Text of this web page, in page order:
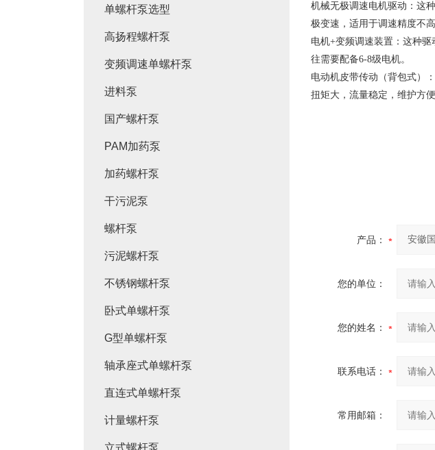
机械无极调速电机驱动：这
极变速，适用于调速精度不
电机+变频调速装置：这种
往需要配备6-8级电机。
电动机皮带传动（背包式）
扭矩大，流量稳定，维护方
产品：
您的单位：
您的姓名：
联系电话：
常用邮箱：
单螺杆泵选型
高扬程螺杆泵
变频调速单螺杆泵
进料泵
国产螺杆泵
PAM加药泵
加药螺杆泵
干污泥泵
螺杆泵
污泥螺杆泵
不锈钢螺杆泵
卧式单螺杆泵
G型单螺杆泵
轴承座式单螺杆泵
直连式单螺杆泵
计量螺杆泵
立式螺杆泵